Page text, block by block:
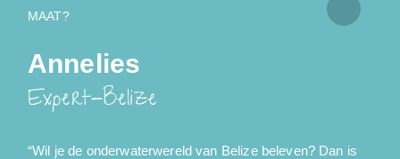
MAAT?
Annelies
Expert-Belize
“Wil je de onderwaterwereld van Belize beleven? Dan is